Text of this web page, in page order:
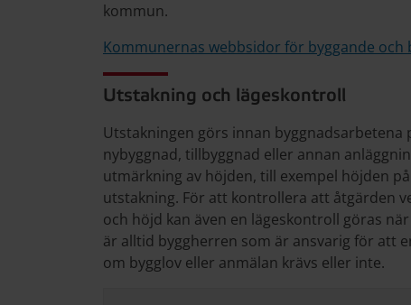
kommun.
Kommunernas webbsidor för byggande och
Utstakning och lägeskontroll
Utstakningen görs innan
nybyggnad, tillbyggnad eller annan
utmärkning av höjden, till exempel höjden
utstakning. För att kontrollera att åtgärden
och höjd kan även en lägeskontroll göras
är alltid byggherren som är ansvarig för att
om bygglov eller anmälan krävs eller inte.